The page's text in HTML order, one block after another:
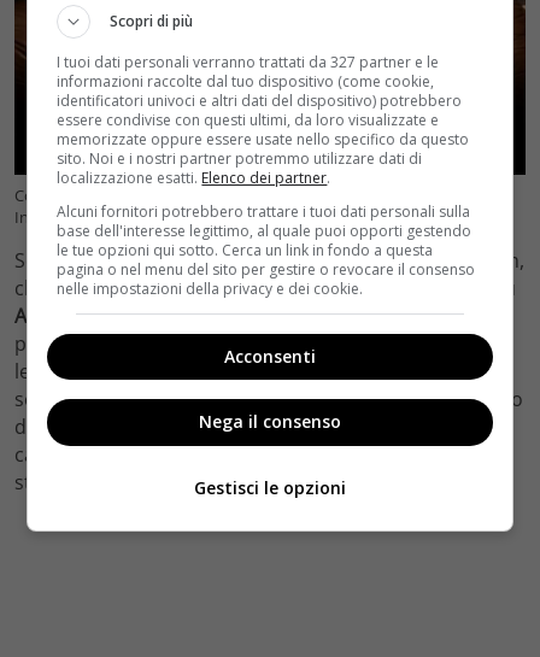
Confidenza, il film con Elio Germano gratis in streaming (Foto
Instagram – velvetcinema.it)
Solo a questo punto vale la pena svelare il titolo del film,
che è“Confidenza” . Uscito nel 2024e ora disponibile su
Amazon Prime Video, il film si muove tra passato e
presente, raccontando le
dinamiche complesse
di un
legame tra due persone che sembrano destinate a
separarsi, però rimangono intrappolate in un momento
di verità condivisa. Una confidenza, appunto, che
cambia tutto e che continua a pesare anche quando le
strade si dividono.
Scopri di più
I tuoi dati personali verranno trattati da 327 partner e le
informazioni raccolte dal tuo dispositivo (come cookie,
identificatori univoci e altri dati del dispositivo) potrebbero
essere condivise con questi ultimi, da loro visualizzate e
memorizzate oppure essere usate nello specifico da questo
sito. Noi e i nostri partner potremmo utilizzare dati di
localizzazione esatti. Elenco dei partner.
Alcuni fornitori potrebbero trattare i tuoi dati personali sulla
base dell'interesse legittimo, al quale puoi opporti gestendo
le tue opzioni qui sotto. Cerca un link in fondo a questa
pagina o nel menu del sito per gestire o revocare il consenso
nelle impostazioni della privacy e dei cookie.
Acconsenti
Nega il consenso
Gestisci le opzioni